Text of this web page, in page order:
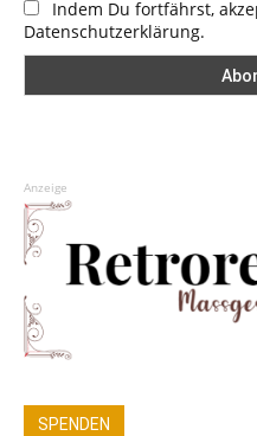
Indem Du fortfährst,
Datenschutzerklärung.
Anzeige
SPENDEN